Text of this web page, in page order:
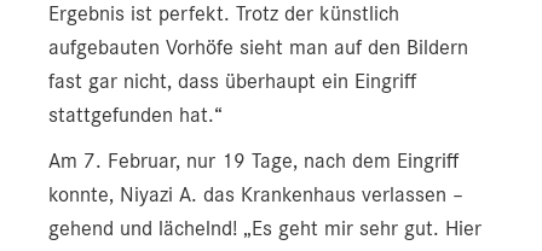
Ergebnis ist perfekt. Trotz der künstlich
aufgebauten Vorhöfe sieht man auf den Bildern
fast gar nicht, dass überhaupt ein Eingriff
stattgefunden hat.“
Am 7. Februar, nur 19 Tage, nach dem Eingriff
konnte, Niyazi A. das Krankenhaus verlassen –
gehend und lächelnd! „Es geht mir sehr gut. Hier